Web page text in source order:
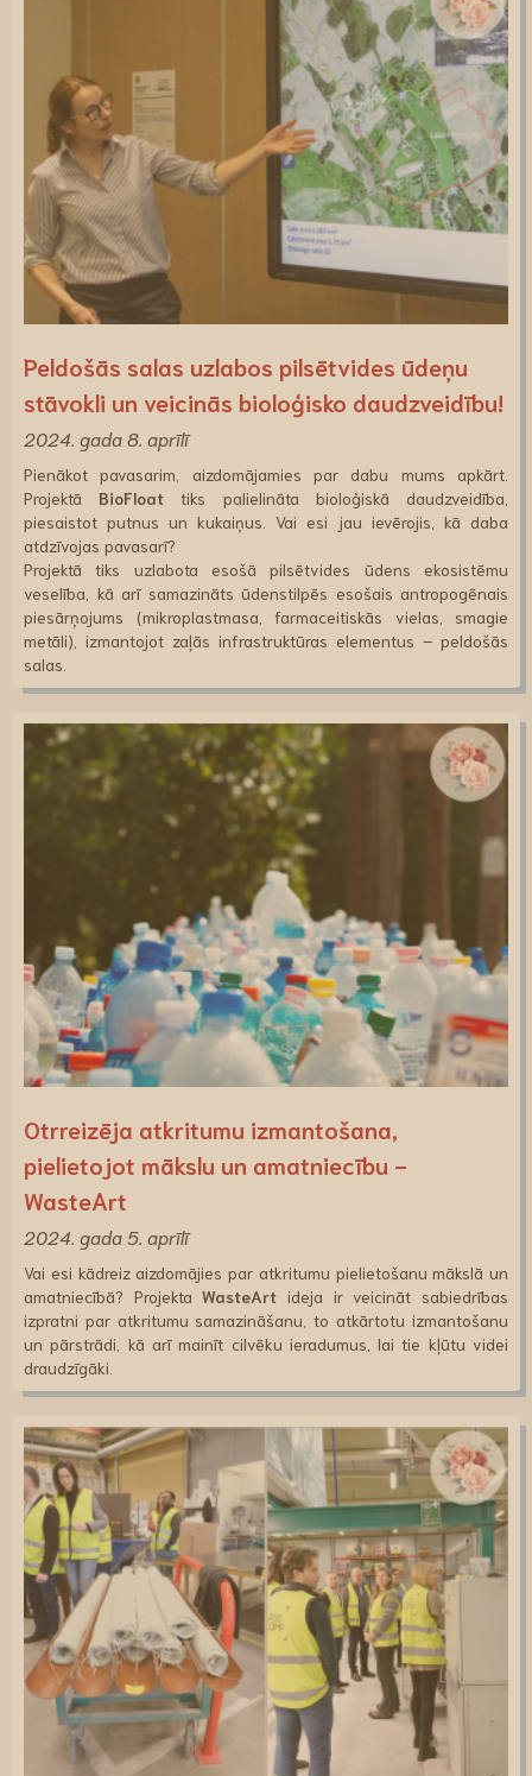
Peldošās salas uzlabos pilsētvides ūdeņu
stāvokli un veicinās bioloģisko daudzveidību!
2024. gada 8. aprīlī
Pienākot pavasarim, aizdomājamies par dabu mums apkārt.
ProjektāBioFloat tiks palielināta bioloģiskā daudzveidība,
piesaistot putnus un kukaiņus. Vai esi jau ievērojis, kā daba
atdzīvojas pavasarī?
Projektā tiks uzlabota esošā pilsētvides ūdens ekosistēmu
veselība, kā arī samazināts ūdenstilpēs esošais antropogēnais
piesārņojums (mikroplastmasa, farmaceitiskās vielas, smagie
metāli), izmantojot zaļās infrastruktūras elementus – peldošās
salas.
Otrreizēja atkritumu izmantošana,
pielietojot mākslu un amatniecību -
WasteArt
2024. gada 5. aprīlī
Vai esi kādreiz aizdomājies par atkritumu pielietošanu mākslā un
amatniecībā? ProjektaWasteArt ideja ir veicināt sabiedrības
izpratni par atkritumu samazināšanu, to atkārtotu izmantošanu
un pārstrādi, kā arī mainīt cilvēku ieradumus, lai tie kļūtu videi
draudzīgāki.